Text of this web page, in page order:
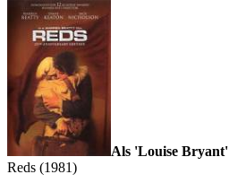
Als 'Louise Bryant'
Reds (1981)